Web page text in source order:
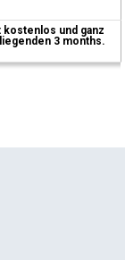
und ganz
3 months.